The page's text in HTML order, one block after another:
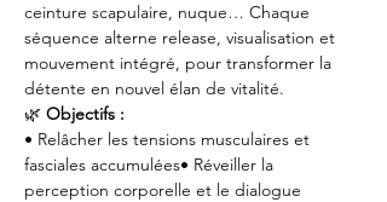
ceinture scapulaire, nuque… Chaque
séquence alterne release, visualisation et
mouvement intégré, pour transformer la
détente en nouvel élan de vitalité.
🌿 Objectifs :
• Relâcher les tensions musculaires et
fasciales accumulées• Réveiller la
perception corporelle et le dialogue